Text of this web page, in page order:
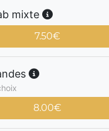
mixte
7.50€
8.00€